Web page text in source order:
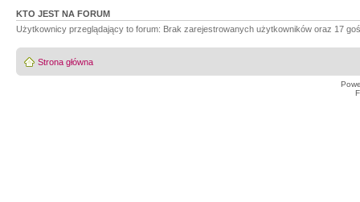
KTO JEST NA FORUM
Użytkownicy przeglądający to forum: Brak zarejestrowanych użytkowników oraz 17
Strona główna